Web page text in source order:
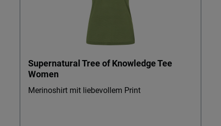
Supernatural Tree of Knowledge Tee
Women
Merinoshirt mit liebevollem Print